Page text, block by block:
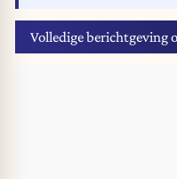
Volledige berichtgeving